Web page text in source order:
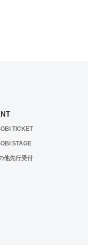
TICKET
STAGE
他先行受付